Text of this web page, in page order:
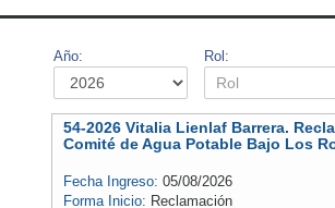
Año: Rol:
54-2026 Vitalia Lienlaf Barrera.
Comité de Agua Potable Bajo Los
Fecha Ingreso: 05/08/2026
Forma Inicio: Reclamación